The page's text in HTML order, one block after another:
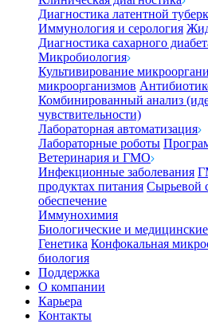
Диагностика латентной
Иммунология и серология
Диагностика сахарного
Микробиология
Культивирование
микроорганизмов
Комбинированный анализ
чувствительности)
Лабораторная автоматизация
Лабораторные роботы
Ветеринария и ГМО
Инфекционные заболевания
продуктах питания Сырьевой
обеспечение
Иммунохимия
Биологические и
Генетика Конфокальная
биология
Поддержка
О компании
Карьера
Контакты